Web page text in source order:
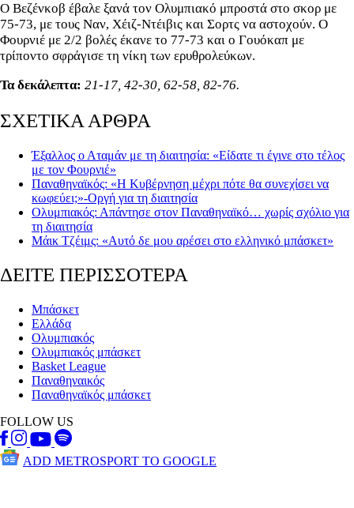
Ο Βεζένκοβ έβαλε ξανά τον Ολυμπιακό μπροστά στο σκορ με
75-73, με τους Ναν, Χέιζ-Ντέιβις και Σορτς να αστοχούν. Ο
Φουρνιέ με 2/2 βολές έκανε το 77-73 και ο Γουόκαπ με
τρίποντο σφράγισε τη νίκη των ερυθρολεύκων.
Τα δεκάλεπτα: 21-17, 42-30, 62-58, 82-76.
ΣΧΕΤΙΚΑ ΑΡΘΡΑ
Έξαλλος ο Αταμάν με τη διαιτησία: «Είδατε τι έγινε στο τέλος
με τον Φουρνιέ»
Παναθηναϊκός: «Η Κυβέρνηση μέχρι πότε θα συνεχίσει να
κωφεύει;»-Οργή για τη διαιτησία
Ολυμπιακός: Απάντησε στον Παναθηναϊκό… χωρίς σχόλιο για
τη διαιτησία
Μάικ Τζέιμς: «Αυτό δε μου αρέσει στο ελληνικό μπάσκετ»
ΔΕΙΤΕ ΠΕΡΙΣΣΟΤΕΡΑ
Μπάσκετ
Ελλάδα
Ολυμπιακός
Ολυμπιακός μπάσκετ
Basket League
Παναθηναικός
Παναθηναϊκός μπάσκετ
FOLLOW US
ADD METROSPORT TO GOOGLE